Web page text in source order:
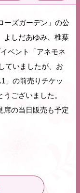
ーズガーデン」の公
よしだあゆみ、椎葉
ベント「アネモネ
ていましたが、お
」の前売りチケッ
ございました。
席の当日販売も予定